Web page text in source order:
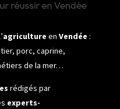
agriculture en Vendée :
porc, caprine,
de la mer…
rédigés par
experts-